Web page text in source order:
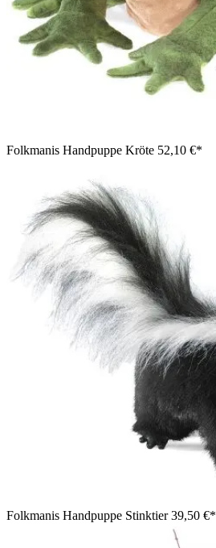
Folkmanis Handpuppe Kröte 52,10 €*
Folkmanis Handpuppe Stinktier39,50 €*